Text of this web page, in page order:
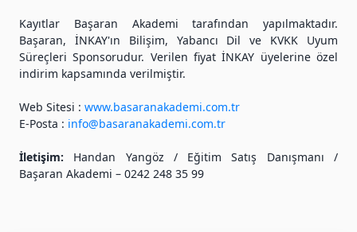
Kayıtlar Başaran Akademi tarafından yapılmaktadır.
Başaran, İNKAY'ın Bilişim, Yabancı Dil ve KVKK Uyum
Süreçleri Sponsorudur. Verilen fiyat İNKAY üyelerine özel
indirim kapsamında verilmiştir.
Web Sitesi : www.basaranakademi.com.tr
E-Posta : info@basaranakademi.com.tr
İletişim: Handan Yangöz / Eğitim Satış Danışmanı /
Başaran Akademi – 0242 248 35 99